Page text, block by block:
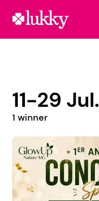
11-29 Jul.
1 winner
Apotek 1 Otta